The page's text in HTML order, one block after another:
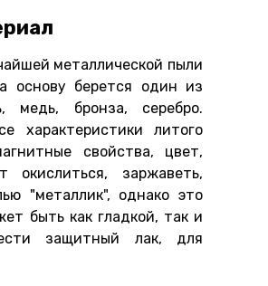
металлической пыли
основу берется один из
медь, бронза, серебро.
характеристики литого
свойства, цвет,
заржаветь,
"металлик", однако это
быть как гладкой, так и
защитный лак, для